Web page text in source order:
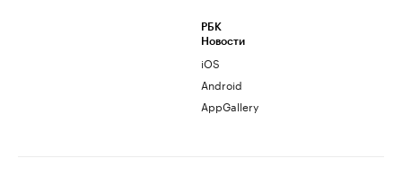
РБК
Новости
iOS
Android
AppGallery